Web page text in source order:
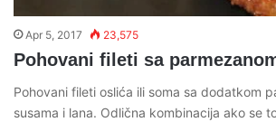
Apr 5, 2017 23,575
Pohovani fileti sa
Pohovani fileti oslića ili soma sa dodatkom
susama i lana. Odlična kombinacija ako se